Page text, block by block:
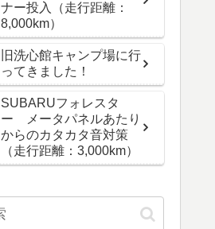
ナー投入（走行距離：
8,000km）
旧洗心館キャンプ場に行
ってきました！
SUBARUフォレスタ
ー メータパネルあたり
からのカタカタ音対策
（走行距離：3,000km）